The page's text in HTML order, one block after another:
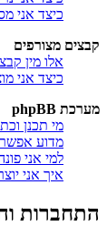
כיצד אני
קבצים מצורפים
אלו מין
כיצד אני
מערכת phpBB
מי תכנן
מדוע
למי אני
איך אני
התחברות